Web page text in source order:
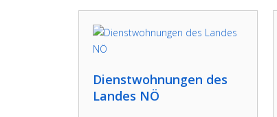
Dienstwohnungen des
Landes NÖ